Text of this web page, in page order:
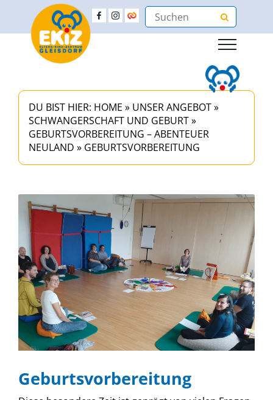
DU BIST HIER: HOME » UNSER ANGEBOT»
SCHWANGERSCHAFT UND GEBURT»
GEBURTSVORBEREITUNG – ABENTEUER
NEULAND » GEBURTSVORBEREITUNG
Geburtsvorbereitung